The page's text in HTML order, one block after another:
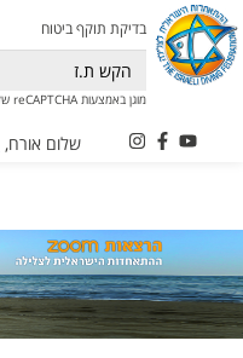
בדיקת תוקף ביטוח
מוגן באמצעות reCAPTCHA של גוגל
שלום אורח,